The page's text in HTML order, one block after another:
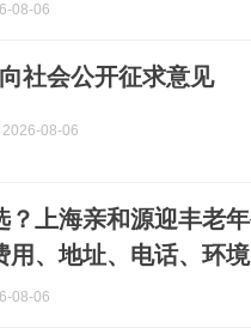
08-06
社会公开征求意见
2026-08-06
？上海亲和源迎丰老
用、地址、电话、环境
08-06